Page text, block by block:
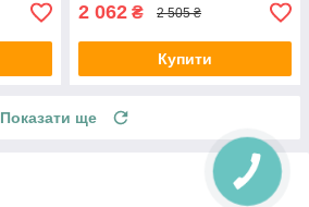
2 062 ₴ 2 505 ₴
Купити
Показати ще